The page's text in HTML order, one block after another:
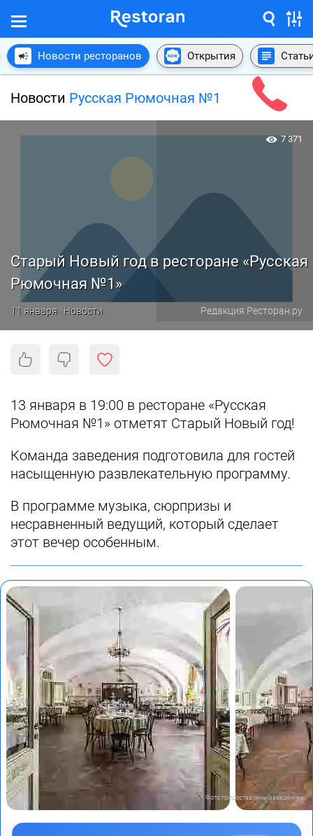
Новости ресторанов Открытия
Новости Русская Рюмочная №1
Старый Новый год в ресторане «Русская
Рюмочная №1»
11 января · Новости Редакция Ресторан.ру
7 371
13 января в 19:00 в ресторане «Русская
Рюмочная №1» отметят Старый Новый год!
Команда заведения подготовила для гостей
насыщенную развлекательную программу.
В программе музыка, сюрпризы и
несравненный ведущий, который сделает
этот вечер особенным.
Фото предоставлены заведением